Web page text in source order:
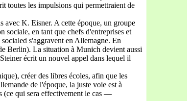
toutes les impulsions qui permettraient de
K. Eisner. A cette époque, un groupe
sociale, en tant que chefs d'entreprises et
s'aggravent en Allemagne. En
Berlin). La situation à Munich devient aussi
écrit un nouvel appel dans lequel il
créer des libres écoles, afin que les
de l'époque, la juste voie est à
(ce qui sera effectivement le cas —